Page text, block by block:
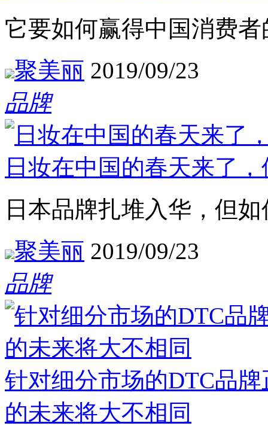
它要如何赢得中国消费者
聚美丽 2019/09/23
品牌
日妆在中国的春天来了
日本品牌扎堆入华，但
聚美丽 2019/09/23
品牌
针对细分市场的DTC品
的未来将大不相同